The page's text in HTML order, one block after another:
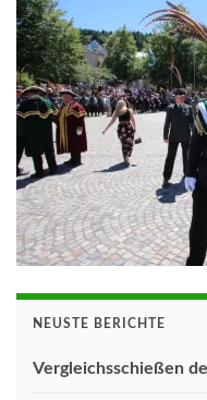
NEUSTE BERICHTE
Vergleichsschießen